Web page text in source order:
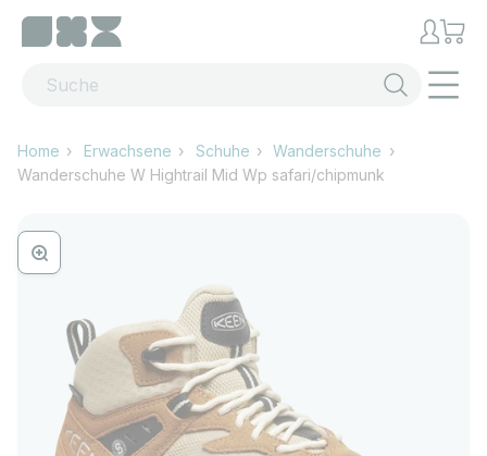
Menü
Home Erwachsene Schuhe
Wanderschuhe
Wanderschuhe W Hightrail Mid Wp safari/chipmunk
Bild vergrössern